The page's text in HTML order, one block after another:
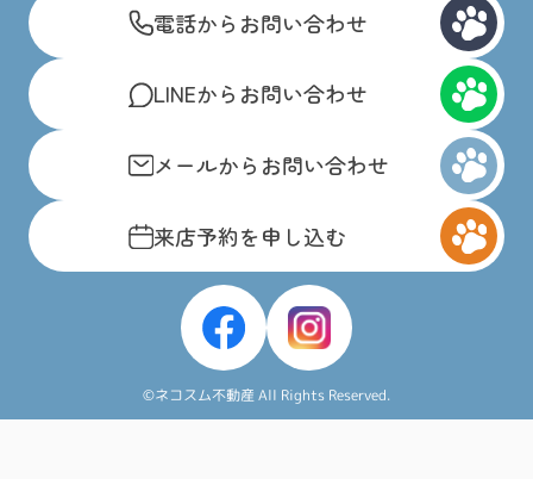
電話からお問い合わせ
LINEからお問い合わせ
メールからお問い合わせ
来店予約を申し込む
©ネコスム不動産 All Rights Reserved.